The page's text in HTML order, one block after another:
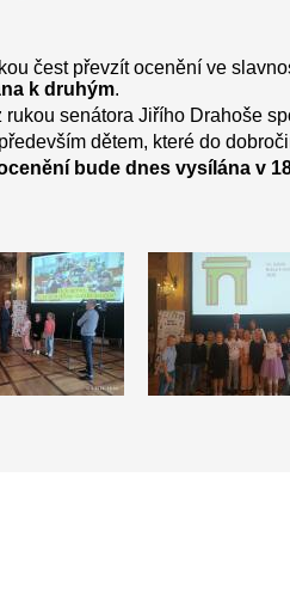
čest převzít ocenění ve
k druhým.
senátora Jiřího Drahoše
dětem, které do
bude dnes vysílána v